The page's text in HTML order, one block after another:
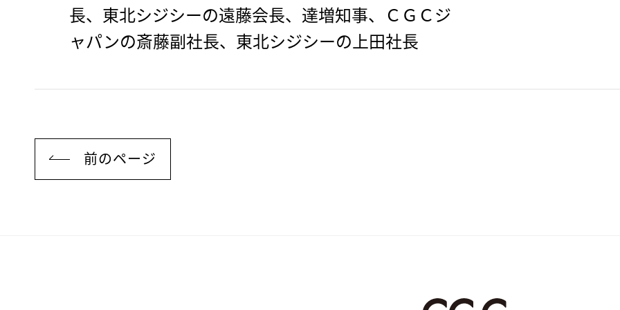
長、東北シジシーの遠藤会長、達増知事、ＣＧＣジ
ャパンの斎藤副社長、東北シジシーの上田社長
前のページ